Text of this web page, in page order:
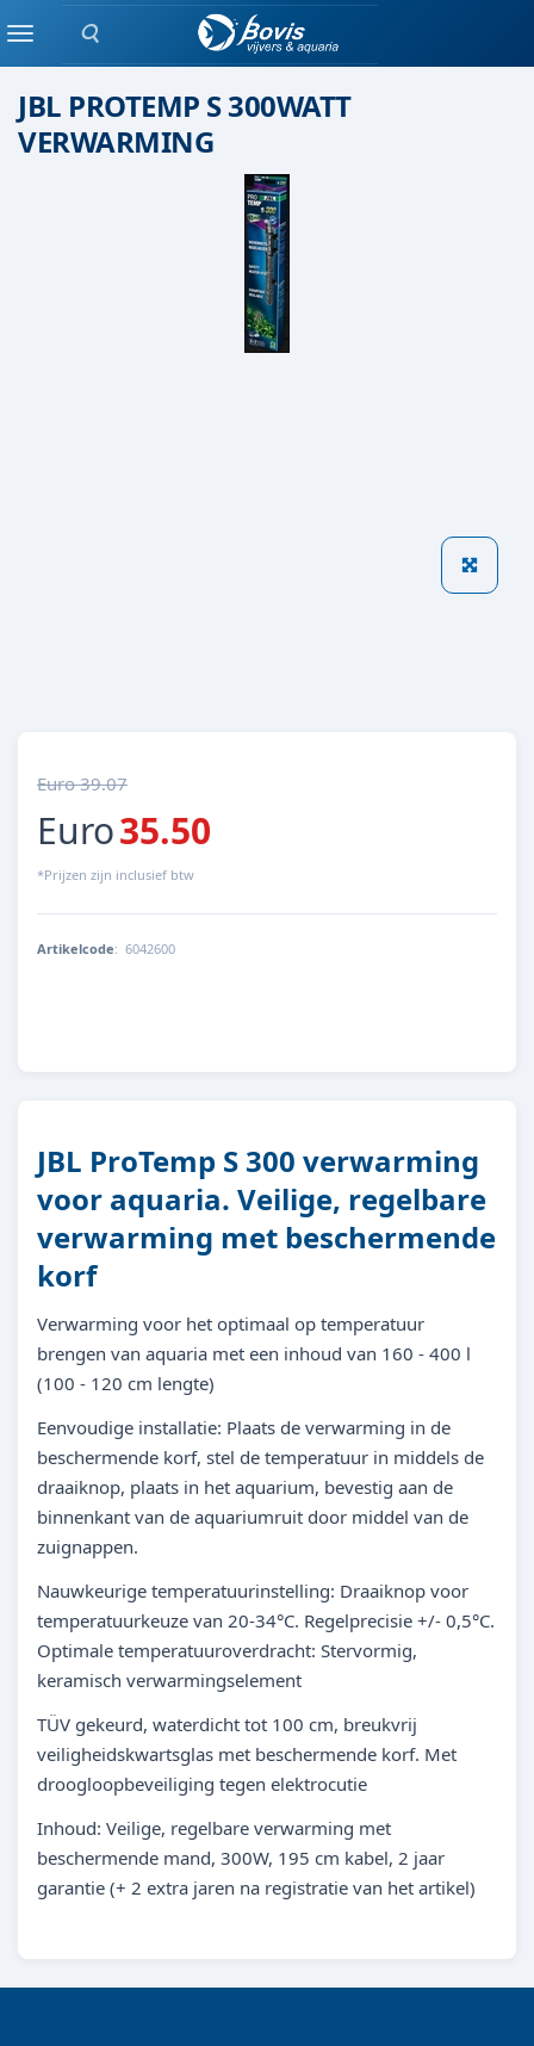
Zoeken
MenuStaaf verwarming
JBL PROTEMP S 300WATT
VERWARMING
Euro 39.07
Euro35.50
*Prijzen zijn inclusief btw
Artikelcode: 6042600
JBL ProTemp S 300 verwarming
voor aquaria. Veilige, regelbare
verwarming met beschermende
korf
Verwarming voor het optimaal op temperatuur
brengen van aquaria met een inhoud van 160 - 400 l
(100 - 120 cm lengte)
Eenvoudige installatie: Plaats de verwarming in de
beschermende korf, stel de temperatuur in middels de
draaiknop, plaats in het aquarium, bevestig aan de
binnenkant van de aquariumruit door middel van de
zuignappen.
Nauwkeurige temperatuurinstelling: Draaiknop voor
temperatuurkeuze van 20-34°C. Regelprecisie +/- 0,5°C.
Optimale temperatuuroverdracht: Stervormig,
keramisch verwarmingselement
TÜV gekeurd, waterdicht tot 100 cm, breukvrij
veiligheidskwartsglas met beschermende korf. Met
droogloopbeveiliging tegen elektrocutie
Inhoud: Veilige, regelbare verwarming met
beschermende mand, 300W, 195 cm kabel, 2 jaar
garantie (+ 2 extra jaren na registratie van het artikel)